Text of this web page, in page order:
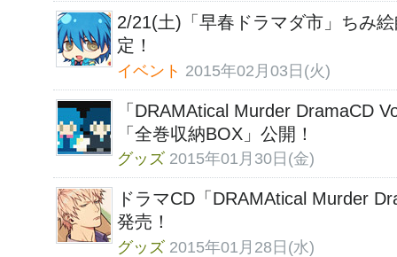
2/21(土)「早春ドラマダ市」ちみ
定！
イベント 2015年02月03日(火)
「DRAMAtical Murder DramaCD
「全巻収納BOX」公開！
グッズ 2015年01月30日(金)
ドラマCD「DRAMAtical Murder
発売！
グッズ 2015年01月28日(水)